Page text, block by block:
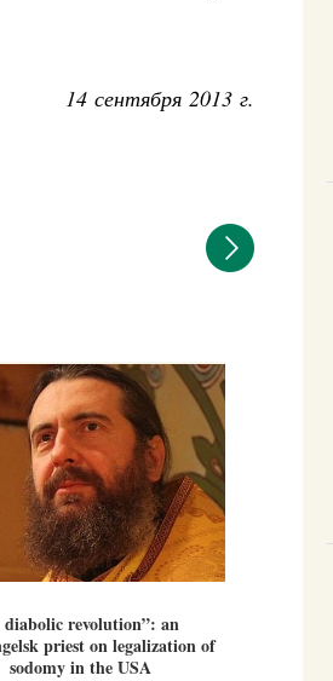
14 сентября 2013 г.
diabolic revolution”: an
priest on legalization of
sodomy in the USA